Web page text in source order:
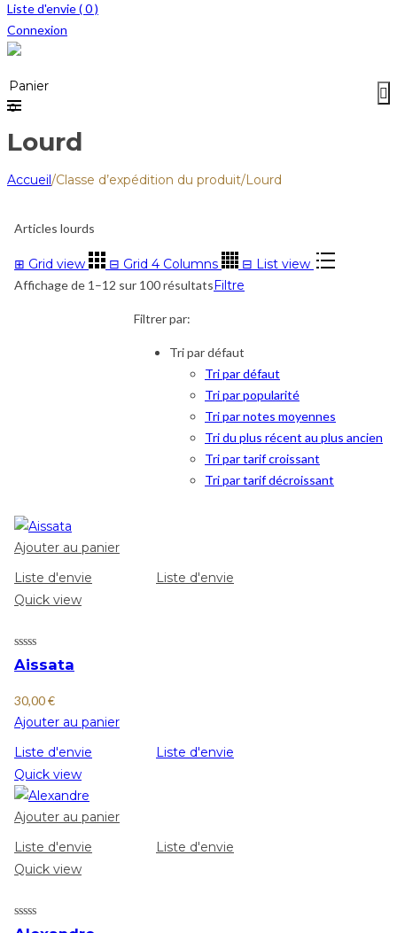
Liste d'envie (0)
Connexion
Panier
0
Lourd
Accueil/Classe d’expédition du produit/Lourd
Articles lourds
⊞ Grid view ⊟ Grid 4 Columns ⊟ List view
Affichage de 1–12 sur 100 résultatsFiltre
Filtrer par:
Tri par défaut
Tri par défaut
Tri par popularité
Tri par notes moyennes
Tri du plus récent au plus ancien
Tri par tarif croissant
Tri par tarif décroissant
Ajouter au panier
Liste d'envie
Liste d'envie
Quick view
Aissata
30,00€
Ajouter au panier
Liste d'envie
Liste d'envie
Quick view
Ajouter au panier
Liste d'envie
Liste d'envie
Quick view